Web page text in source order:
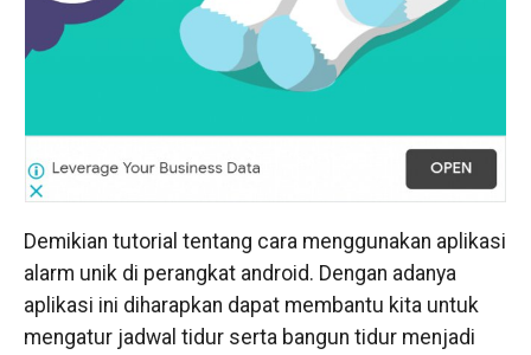
Demikian tutorial tentang cara menggunakan aplikasi
alarm unik di perangkat android. Dengan adanya
aplikasi ini diharapkan dapat membantu kita untuk
mengatur jadwal tidur serta bangun tidur menjadi